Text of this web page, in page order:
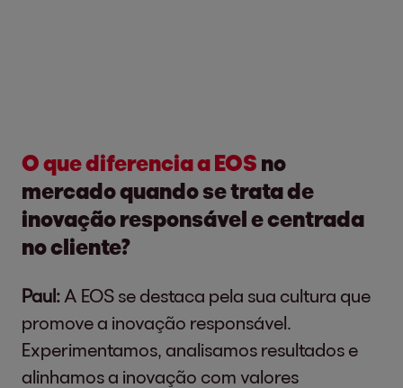
O que diferencia a EOS no
mercado quando se trata de
inovação responsável e centrada
no cliente?
Paul: A EOS se destaca pela sua cultura que
promove a inovação responsável.
Experimentamos, analisamos resultados e
alinhamos a inovação com valores